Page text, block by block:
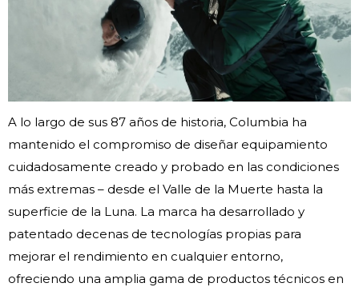
A lo largo de sus 87 años de historia, Columbia ha
mantenido el compromiso de diseñar equipamiento
cuidadosamente creado y probado en las condiciones
más extremas – desde el Valle de la Muerte hasta la
superficie de la Luna. La marca ha desarrollado y
patentado decenas de tecnologías propias para
mejorar el rendimiento en cualquier entorno,
ofreciendo una amplia gama de productos técnicos en